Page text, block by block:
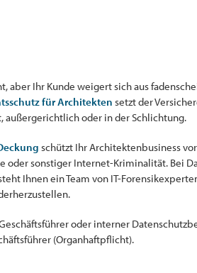
aber Ihr Kunde weigert sich aus
für Architekten setzt der
außergerichtlich oder in der Schlichtung.
schützt Ihr Architektenbusiness
oder sonstiger Internet-Kriminalität. Bei
Ihnen ein Team von IT-
oder interner
(Organhaftpflicht).